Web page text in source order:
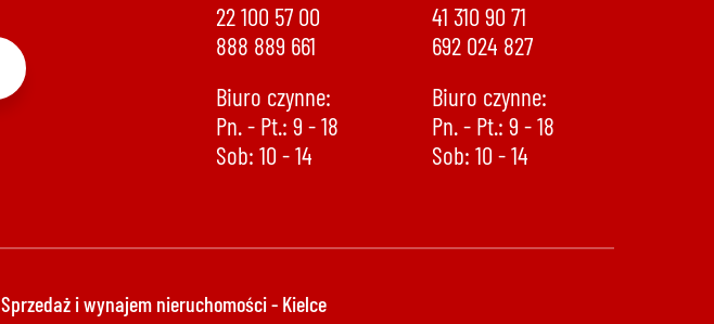
22 100 57 00
888 889 661
Biuro czynne:
Pn. - Pt.: 9 - 18
Sob: 10 - 14
41 310 90 71
692 024 827
Biuro czynne:
Pn. - Pt.: 9 - 18
Sob: 10 - 14
Sprzedaż i wynajem nieruchomości - Kielce